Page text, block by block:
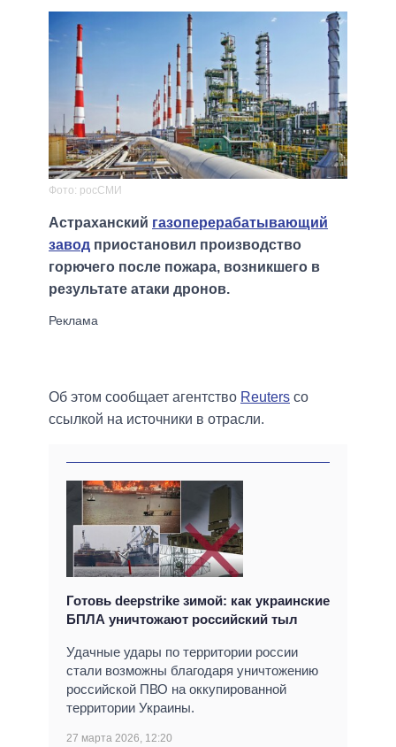
Фото: росСМИ
Астраханский газоперерабатывающий
завод приостановил производство
горючего после пожара, возникшего в
результате атаки дронов.
Об этом сообщает агентство Reuters со
ссылкой на источники в отрасли.
Готовь deepstrike зимой: как украинские
БПЛА уничтожают российский тыл
Удачные удары по территории россии
стали возможны благодаря уничтожению
российской ПВО на оккупированной
территории Украины.
27 марта 2026, 12:20